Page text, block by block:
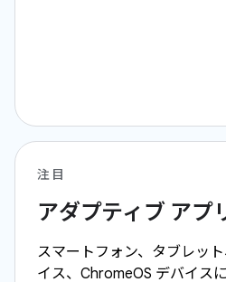
注目
アダプティブ アプ
スマートフォン、タブレッ
イス、ChromeOS デバイス